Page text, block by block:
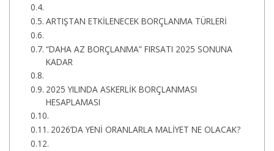
ARTIŞTAN ETKİLENECEK BORÇLANMA TÜRLERİ
“DAHA AZ BORÇLANMA” FIRSATI 2025 SONUNA
KADAR
2025 YILINDA ASKERLİK BORÇLANMASI
HESAPLAMASI
2026’DA YENİ ORANLARLA MALİYET NE OLACAK?